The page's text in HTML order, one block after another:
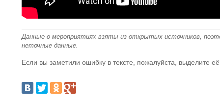
Данные о мероприятиях взяты из открытых источников,
неточные данные.
Если вы заметили ошибку в тексте, пожалуйста, выделите